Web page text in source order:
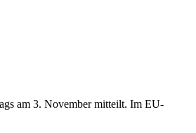
am 3. November mitteilt. Im EU-